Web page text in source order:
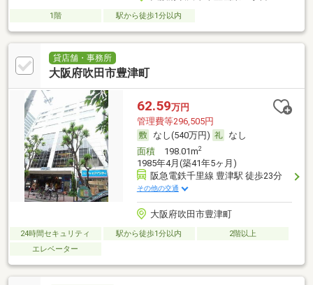
1階 駅から徒歩1分以内
貸店舗・事務所
大阪府吹田市豊津町
62.59万円
管理費等296,505円
なし(540万円)
なし
面積198.01m2
1985年4月(築41年5ヶ月)
阪急電鉄千里線 豊津駅 徒歩23分
その他の交通
大阪府吹田市豊津町
24時間セキュリティ 駅から徒歩1分以内
2階以上
エレベーター